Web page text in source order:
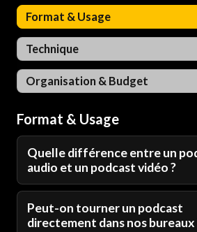
Format & Usage
Technique
Organisation & Budget
Format & Usage
Quelle différence entre un
audio et un podcast vidéo ?
Peut-on tourner un podcast
directement dans nos bureaux